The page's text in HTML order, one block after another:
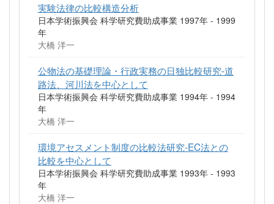
実験法律の比較構造分析
日本学術振興会 科学研究費助成事業 1997年 - 1999
年
大橋 洋一
公物法の基礎理論・行政実務の日独比較研究-道
路法、河川法を中心として
日本学術振興会 科学研究費助成事業 1994年 - 1994
年
大橋 洋一
環境アセスメント制度の比較法研究-EC法との
比較を中心として
日本学術振興会 科学研究費助成事業 1993年 - 1993
年
大橋 洋一